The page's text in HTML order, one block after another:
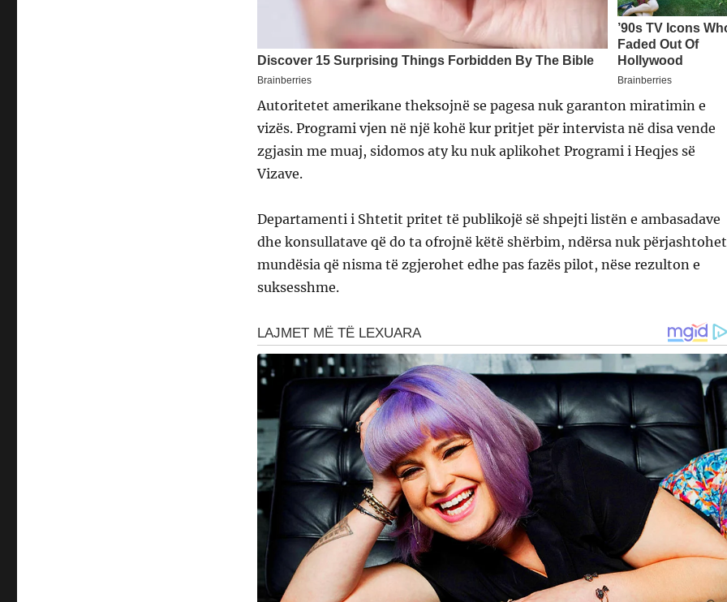
Autoritetet amerikane theksojnë se pagesa nuk garanton miratimin e
vizës. Programi vjen në një kohë kur pritjet për intervista në disa vende
zgjasin me muaj, sidomos aty ku nuk aplikohet Programi i Heqjes së
Vizave.
Departamenti i Shtetit pritet të publikojë së shpejti listën e ambasadave
dhe konsullatave që do ta ofrojnë këtë shërbim, ndërsa nuk përjashtohet
mundësia që nisma të zgjerohet edhe pas fazës pilot, nëse rezulton e
suksesshme.